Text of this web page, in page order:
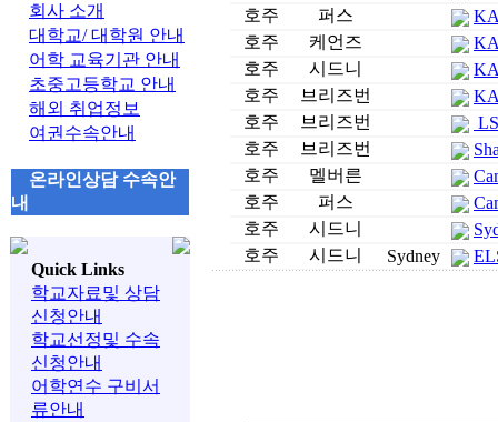
회사 소개
대학교/ 대학원 안내
어학 교육기관 안내
초중고등학교 안내
해외 취업정보
여권수속안내
온라인상담 수속안
내
Quick Links
학교자료및 상담
신청안내
학교선정및 수속
신청안내
어학연수 구비서
류안내
호주
퍼스
호주
케언즈
호주
시드니
호주
브리즈번
호주
브리즈번
호주
브리즈번
호주
멜버른
호주
퍼스
호주
시드니
호주
시드니 Sydney